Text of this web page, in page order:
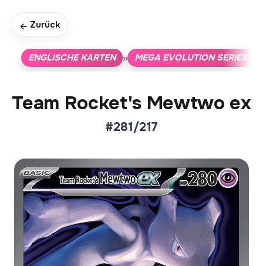
← Zurück
ENGLISCHE KARTEN » MEGA EVOLUTION SERIES
Team Rocket's Mewtwo ex
#281/217
Aktueller Marktpreis
€384,33